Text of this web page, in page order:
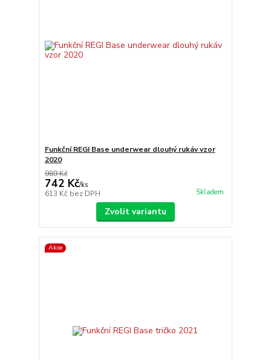
Funkční REGI Base underwear dlouhý rukáv vzor
2020
989 Kč
742 Kč/ks
613 Kč bez DPH Skladem
Zvolit variantu
Akce